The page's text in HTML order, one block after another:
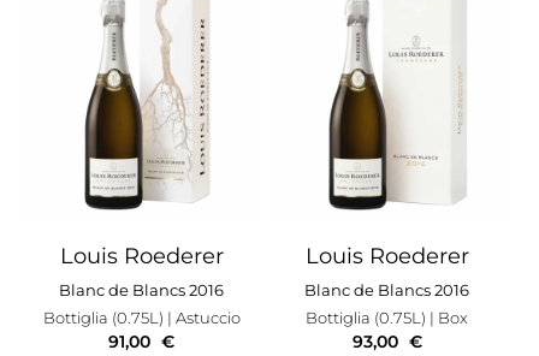
Louis Roederer
Blanc de Blancs 2016
Bottiglia (0.75L) | Astuccio
91,00 €
Louis Roederer
Blanc de Blancs 2016
Bottiglia (0.75L) | Box
93,00 €